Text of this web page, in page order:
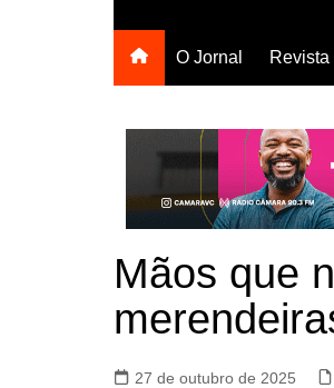
O Jornal Revista
Mãos que
27 de outubro de 2025